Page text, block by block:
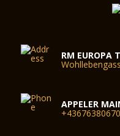
RM EUROPA
APPELER